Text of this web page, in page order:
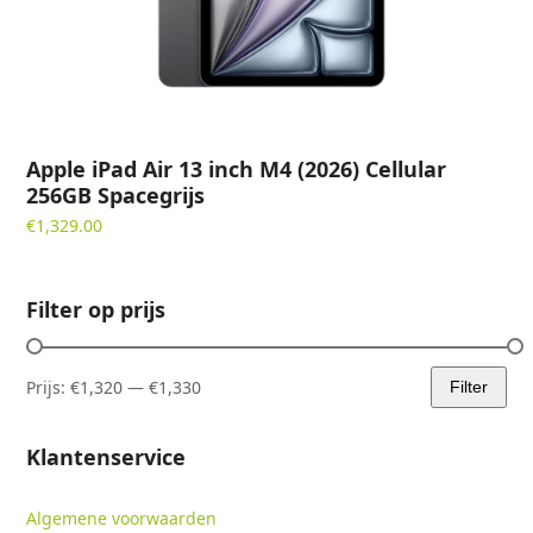
Apple iPad Air 13 inch M4 (2026) Cellular
256GB Spacegrijs
€1,329.00
Filter op prijs
Min.
Max.
Filter
Prijs:€1,320 —€1,330
Klantenservice
Algemene voorwaarden